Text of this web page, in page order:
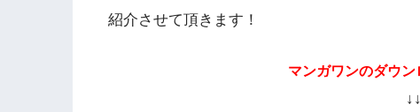
紹介させて頂きます！
マンガワンのダウ